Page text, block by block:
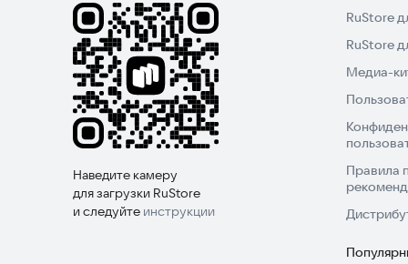
Наведите камеру
для загрузки RuStore
и следуйте инструкции
RuStore
RuStore
Медиа-
Правила